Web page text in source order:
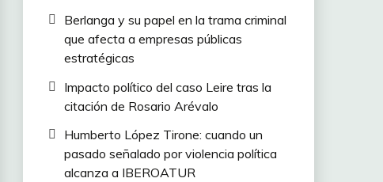
Berlanga y su papel en la trama criminal
que afecta a empresas públicas
estratégicas
Impacto político del caso Leire tras la
citación de Rosario Arévalo
Humberto López Tirone: cuando un
pasado señalado por violencia política
alcanza a IBEROATUR